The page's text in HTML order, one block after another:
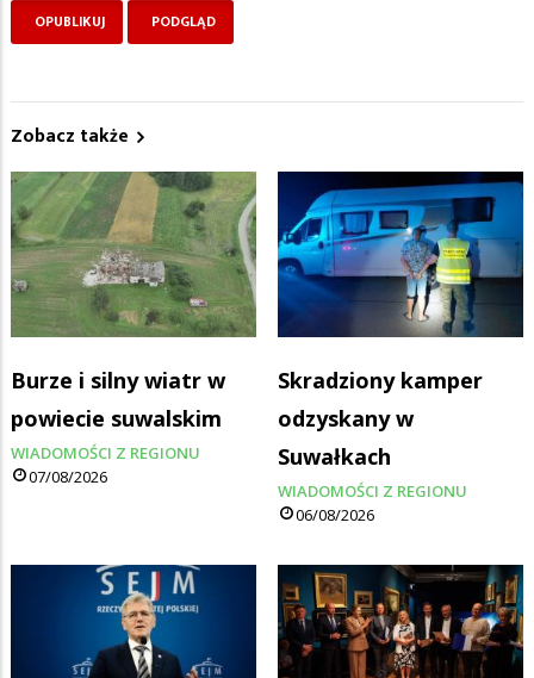
Zobacz także
Burze i silny wiatr w
powiecie suwalskim
WIADOMOŚCI Z REGIONU
07/08/2026
Skradziony kamper
odzyskany w
Suwałkach
WIADOMOŚCI Z REGIONU
06/08/2026